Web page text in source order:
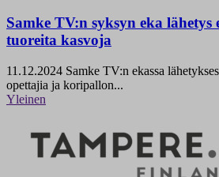
Samke TV:n syksyn eka lähetys
tuoreita kasvoja
11.12.2024 Samke TV:n ekassa
opettajia ja koripallon...
Yleinen